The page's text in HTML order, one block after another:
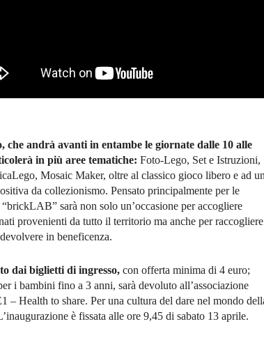
che andrà avanti in entambe le giornate dalle 10 alle
in più aree tematiche: Foto-Lego, Set e Istruzioni,
Mosaic Maker, oltre al classico gioco libero e ad
da collezionismo. Pensato principalmente per le
sarà non solo un’occasione per accogliere
provenienti da tutto il territorio ma anche per raccogliere
in beneficenza.
dai biglietti di ingresso, con offerta minima di 4 euro;
i bambini fino a 3 anni, sarà devoluto all’associazione
– Health to share. Per una cultura del dare nel mondo
è fissata alle ore 9,45 di sabato 13 aprile.